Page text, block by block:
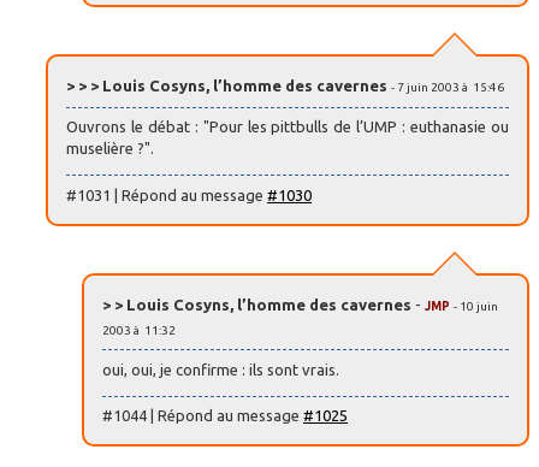
> > > Louis Cosyns, l’homme des cavernes - 7 juin 2003 à 15:46
Ouvrons le débat : "Pour les pittbulls de l’UMP : euthanasie ou
muselière ?".
#1031 | Répond au message #1030
> > Louis Cosyns, l’homme des cavernes - JMP - 10 juin
2003 à 11:32
oui, oui, je confirme : ils sont vrais.
#1044 | Répond au message #1025